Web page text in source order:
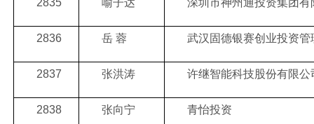
2835 喻子达 深圳市神州通投资集团有
2836 岳 蓉 武汉固德银赛创业投资管
2837 张洪涛 许继智能科技股份有限公
2838 张向宁 青怡投资